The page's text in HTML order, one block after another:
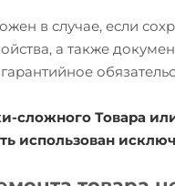
в случае, если
а также
сложного Товара
использован